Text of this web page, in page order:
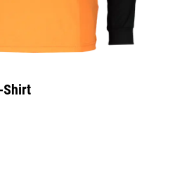
Shirt